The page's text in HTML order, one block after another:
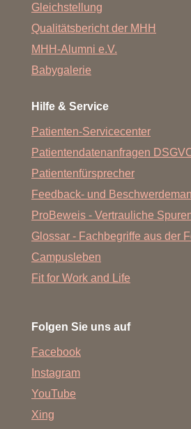
Gleichstellung
Qualitätsbericht der MHH
MHH-Alumni e.V.
Babygalerie
Hilfe & Service
Patienten-Servicecenter
Patientendatenanfragen
Patientenfürsprecher
Feedback- und
ProBeweis - Vertrauliche
Glossar - Fachbegriffe aus der
Campusleben
Fit for Work and Life
Folgen Sie uns auf
Facebook
Instagram
YouTube
Xing